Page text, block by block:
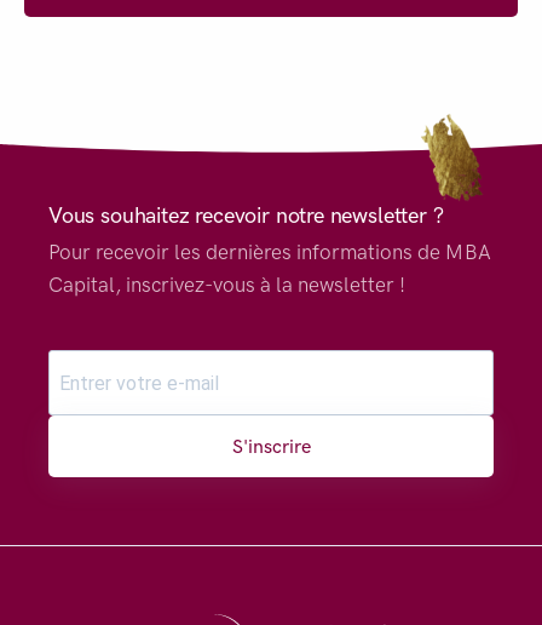
Vous souhaitez recevoir notre newsletter ?
Pour recevoir les dernières informations de MBA
Capital, inscrivez-vous à la newsletter !
S'inscrire